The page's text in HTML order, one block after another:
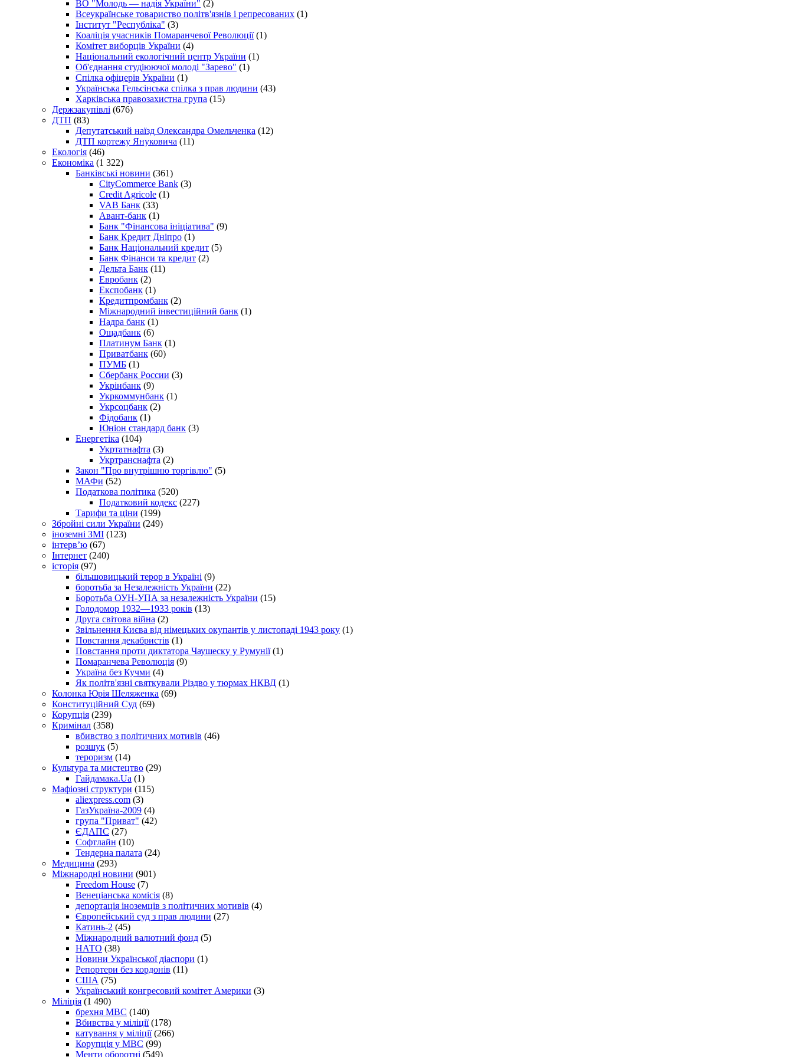
ВО "Молодь — надія України" (2)
Всеукраїнське товариство політв'язнів і репресованих (1)
Інститут "Республіка" (3)
Коаліція учасників Помаранчевої Революції(1)
Комітет виборців України (4)
Національний екологічний центр України (1)
Об'єднання студіюючої молоді "Зарево" (1)
Спілка офіцерів України (1)
Українська Гельсінська спілка з прав людини (43)
Харківська правозахистна група (15)
Держзакупівлі (676)
ДТП (83)
Депутатський наїзд Олександра Омельченка (12)
ДТП кортежу Януковича (11)
Екологія (46)
Економіка (1 322)
Банківські новини (361)
CityCommerce Bank (3)
Credit Agricole (1)
VAB Банк (33)
Авант-банк (1)
Банк "Фінансова ініціатива" (9)
Банк Кредит Дніпро (1)
Банк Національний кредит (5)
Банк Фінанси та кредит (2)
Дельта Банк (11)
Евробанк (2)
Експобанк (1)
Кредитпромбанк (2)
Міжнародний інвестиційний банк (1)
Надра банк (1)
Ощадбанк (6)
Платинум Банк (1)
Приватбанк (60)
ПУМБ (1)
Сбербанк России (3)
Укрінбанк (9)
Укркоммунбанк (1)
Укрсоцбанк (2)
Фідобанк (1)
Юніон стандард банк (3)
Енергетіка (104)
Укртатнафта (3)
Укртранснафта (2)
Закон "Про внутрішню торгівлю" (5)
МАФи (52)
Податкова політика (520)
Податковий кодекс (227)
Тарифи та ціни (199)
Збройні сили України (249)
іноземні ЗМІ (123)
інтерв’ю (67)
Інтернет (240)
історія (97)
більшовицький терор в Україні (9)
боротьба за Незалежність України (22)
Боротьба ОУН-УПА за незалежність України (15)
Голодомор 1932—1933 років (13)
Друга світова війна (2)
Звільнення Києва від німецьких окупантів у листопаді 1943 року (1)
Повстання декабристів (1)
Повстання проти диктатора Чаушеску у Румунії(1)
Помаранчева Революція (9)
Україна без Кучми (4)
Як політв'язні святкували Різдво у тюрмах НКВД (1)
Колонка Юрія Шеляженка (69)
Конституційний Суд (69)
Корупція (239)
Кримінал (358)
вбивство з політичних мотивів (46)
розшук (5)
тероризм (14)
Культура та мистецтво (29)
Гайдамака.Ua (1)
Мафіозні структури (115)
aliexpress.com (3)
ГазУкраїна-2009 (4)
група "Приват" (42)
ЄДАПС (27)
Софтлайн (10)
Тендерна палата (24)
Медицина (293)
Міжнародні новини (901)
Freedom House (7)
Венеціанська комісія (8)
депортація іноземців з політичних мотивів (4)
Європейський суд з прав людини (27)
Катинь-2 (45)
Міжнародний валютний фонд (5)
НАТО (38)
Новини Української діаспори (1)
Репортери без кордонів (11)
США (75)
Український конгресовий комітет Америки (3)
Міліція (1 490)
брехня МВС (140)
Вбивства у міліції(178)
катування у міліції(266)
Корупція у МВС (99)
Менти оборотні (549)